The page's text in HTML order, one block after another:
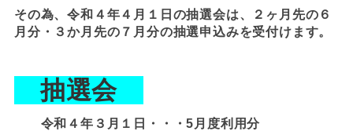
その為、令和４年４月１日の抽選会は、２ヶ月先の６
月分・３か月先の７月分の抽選申込みを受付けます。
抽選会
令和４年３月１日・・・5月度利用分